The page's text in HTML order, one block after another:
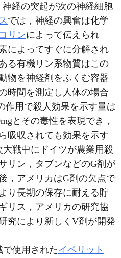
経の突起が次の神経細胞
では，神経の興奮は化学
リンによって伝えられ
によってすぐに分解され
る有機リン系物質はこの
物を神経剤をふくむ容器
時間を測定し人体の場合
作用で殺人効果を示す量は
とその毒性を表現でき，
吸収されても効果を示す
戦中にドイツが農業用殺
リン，タブンなどのG剤が
，アメリカはG剤の欠点で
り長期の保存に耐える貯
リス，アメリカの研究協
究により新しくV剤が開発
使用された イペリット